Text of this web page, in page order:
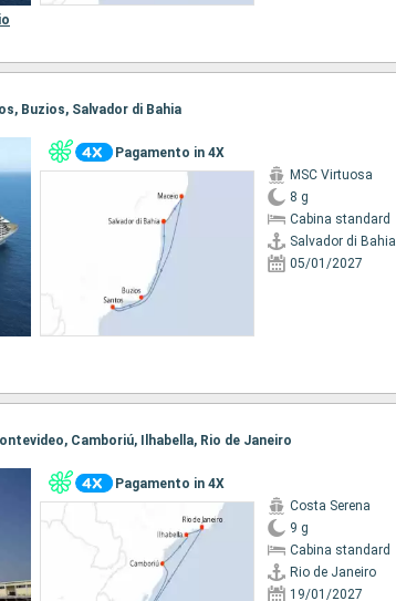
Buzios, Salvador di Bahia
Pagamento in 4X
MSC Virtuosa
8 g
Cabina standard
Salvador di Bahia
05/01/2027
Camboriú, Ilhabella, Rio de Janeiro
Pagamento in 4X
Costa Serena
9 g
Cabina standard
Rio de Janeiro
19/01/2027